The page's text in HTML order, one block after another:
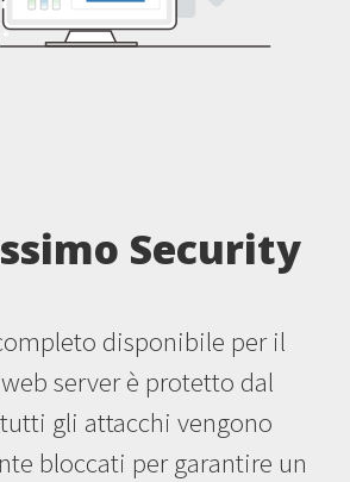
Security
disponibile per il
server è protetto dal
gli attacchi vengono
bloccati per garantire un